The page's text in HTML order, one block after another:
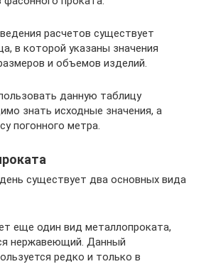
расчетов существует
в которой указаны значения
и объемов изделий.
данную таблицу
знать исходные значения, а
погонного метра.
существует два основных вида
еще один вид металлопроката,
нержавеющий. Данный
редко и только в